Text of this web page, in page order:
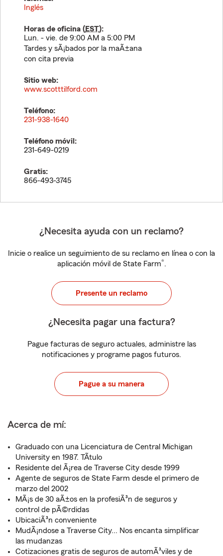
Inglés
Horas de oficina (EST):
Lun. - vie. de 9:00 AM a 5:00 PM
Tardes y sÃ¡bados por la maÃ±ana
con cita previa
Sitio web:
www.scotttilford.com
Teléfono:
231-938-1640
Teléfono móvil:
231-649-0219
Gratis:
866-493-3745
¿Necesita ayuda con un reclamo?
Inicie o realice un seguimiento de su reclamo en línea o con la
aplicación móvil de State Farm®.
Presente un reclamo
¿Necesita pagar una factura?
Pague facturas de seguro actuales, administre las
notificaciones y programe pagos futuros.
Pague a su manera
Acerca de mí:
Graduado con una Licenciatura de Central Michigan
University en 1987. TÃ­tulo
Residente del Ã¡rea de Traverse City desde 1999
Agente de seguros de State Farm desde el primero de
marzo del 2002
MÃ¡s de 30 aÃ±os en la profesiÃ³n de seguros y
control de pÃ©rdidas
UbicaciÃ³n conveniente
MudÃ¡ndose a Traverse City... Nos encanta simplificar
las mudanzas
Cotizaciones gratis de seguros de automÃ³viles y de